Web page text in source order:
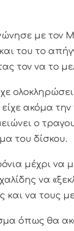
με τον
του το
τον να το
ακόμα
ο
του δίσκου.
μέχρι να
να
και να τους
όπως θα